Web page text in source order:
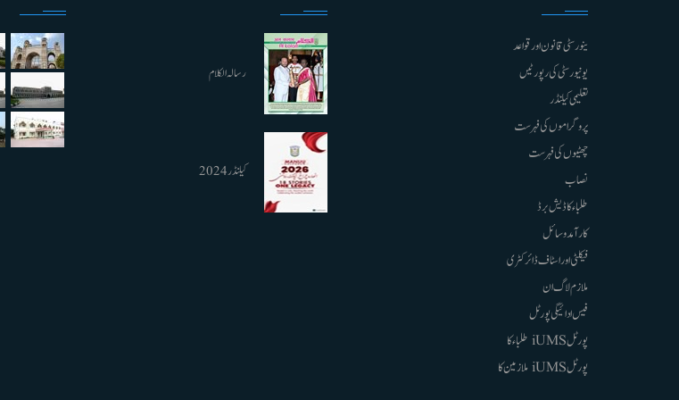
ینورسٹی قانون اور قواعد
یونیورسٹی کی رپورٹیں
تعلیمی کیلنڈر
پروگراموں کی فہرست
چھٹیوں کی فہرست
نصاب
طلباء کا ڈیش برڈ
کارآمد وسائل
فیکلٹی اور اسٹاف ڈائرکٹری
ملازم لاگ ان
فیس ادائیگی پورٹل
پورٹل iUMS طلباء کا
پورٹل iUMS ملازمین کا
رسالہ الکلام
کیلنڈر 2024